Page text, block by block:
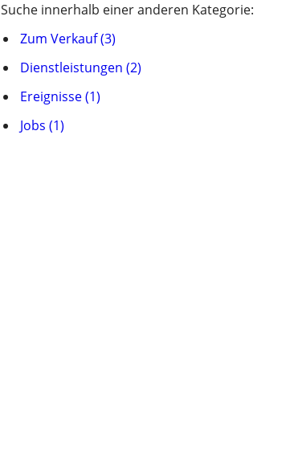
Suche innerhalb einer anderen Kategorie:
Zum Verkauf (3)
Dienstleistungen (2)
Ereignisse (1)
Jobs (1)